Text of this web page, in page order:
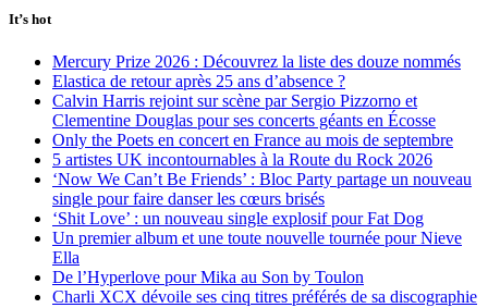
It’s hot
Mercury Prize 2026 : Découvrez la liste des douze nommés
Elastica de retour après 25 ans d’absence ?
Calvin Harris rejoint sur scène par Sergio Pizzorno et
Clementine Douglas pour ses concerts géants en Écosse
Only the Poets en concert en France au mois de septembre
5 artistes UK incontournables à la Route du Rock 2026
‘Now We Can’t Be Friends’ : Bloc Party partage un nouveau
single pour faire danser les cœurs brisés
‘Shit Love’ : un nouveau single explosif pour Fat Dog
Un premier album et une toute nouvelle tournée pour Nieve
Ella
De l’Hyperlove pour Mika au Son by Toulon
Charli XCX dévoile ses cinq titres préférés de sa discographie